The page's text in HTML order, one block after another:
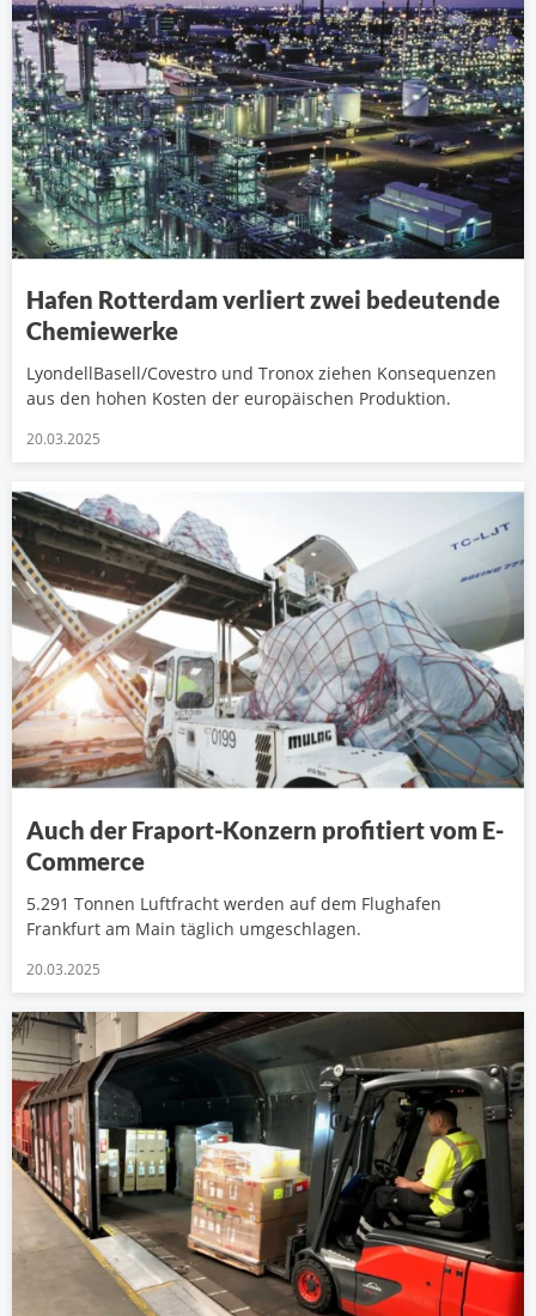
Hafen Rotterdam verliert zwei bedeutende
Chemiewerke
LyondellBasell/Covestro und Tronox ziehen Konsequenzen
aus den hohen Kosten der europäischen Produktion.
20.03.2025
Auch der Fraport-Konzern profitiert vom E-
Commerce
5.291 Tonnen Luftfracht werden auf dem Flughafen
Frankfurt am Main täglich umgeschlagen.
20.03.2025